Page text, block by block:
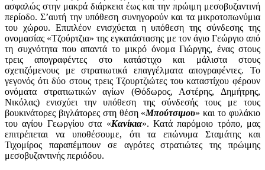
ασφαλώς στην μακρά διάρκεια έως και την πρώιμη μεσοβυζαντινή
περίοδο. Σ’αυτή την υπόθεση συνηγορούν και τα μικροτοπωνύμια
του χώρου. Επιπλέον ενισχύεται η υπόθεση της σύνδεσης της
ονομασίας «Τζούρτζια» της εγκατάστασης με τον άγιο Γεώργιο από
τη συχνότητα που απαντά το μικρό όνομα Γιώργης, ένας στους
τρεις απογραφέντες στο κατάστιχο και μάλιστα στους
σχετιζόμενους με στρατιωτικά επαγγέλματα απογραφέντες. Το
γεγονός ότι δύο στους τρεις Τζουρτζιώτες του καταστίχου φέρουν
ονόματα στρατιωτικών αγίων (Θόδωρος, Αστέρης, Δημήτρης,
Νικόλας) ενισχύει την υπόθεση της σύνδεσής τους με τους
βουκινάτορες βιγλάτορες στη θέση «Μπούτσιμου» και το φυλάκιο
του αγίου Γεωργίου στα «Κανίκια». Κατά παρόμοιο τρόπο, μας
επιτρέπεται να υποθέσουμε, ότι τα επώνυμα Σταμάτης και
Τιχομίρος παραπέμπουν σε αγρότες στρατιώτες της πρώιμης
μεσοβυζαντινής περιόδου.